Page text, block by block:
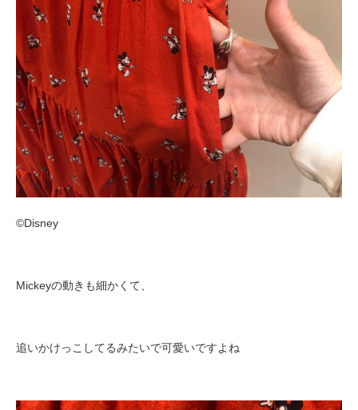
©︎Disney
Mickeyの動きも細かくて、
追いかけっこしてるみたいで可愛いですよね